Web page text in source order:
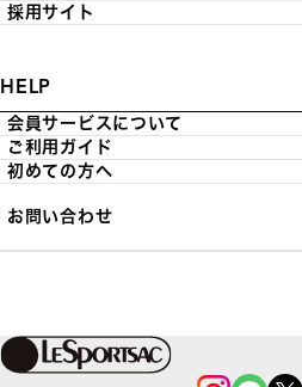
採用サイト
HELP
会員サービスについて
ご利用ガイド
初めての方へ
お問い合わせ